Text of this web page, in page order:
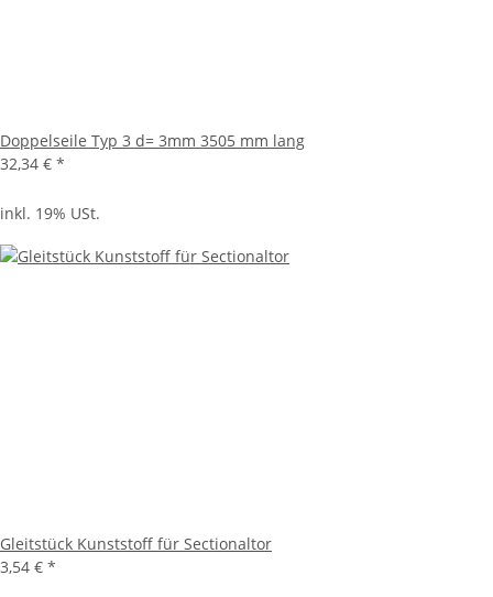
Doppelseile Typ 3 d= 3mm 3505 mm lang
32,34 € *
inkl. 19% USt.
Gleitstück Kunststoff für Sectionaltor
3,54 € *